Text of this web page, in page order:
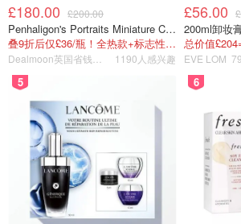
£180.00 £200.00
Penhaligon's Portraits Miniature Collection 香氛套装 5瓶装
叠9折后仅£36/瓶！全热款+标志性兽首头
1190人感兴趣
£56.00
总价值
EVE LOM
5 6